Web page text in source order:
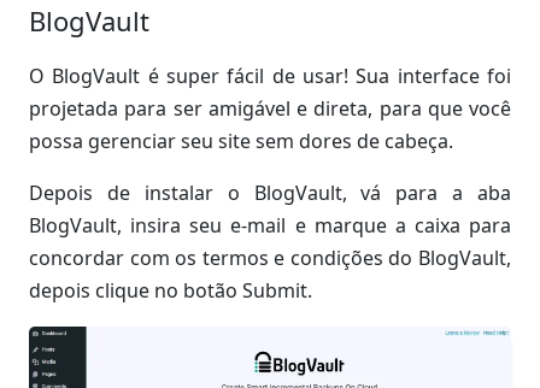
BlogVault
O BlogVault é super fácil de usar! Sua interface foi
projetada para ser amigável e direta, para que você
possa gerenciar seu site sem dores de cabeça.
Depois de instalar o BlogVault, vá para a aba
BlogVault, insira seu e-mail e marque a caixa para
concordar com os termos e condições do BlogVault,
depois clique no botão Submit.